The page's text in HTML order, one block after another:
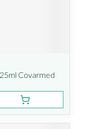
Covarmed